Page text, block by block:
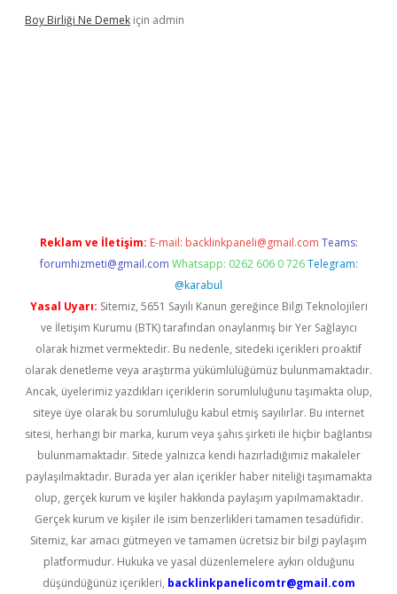
Boy Birliği Ne Demek için admin
Reklam ve İletişim: E-mail: backlinkpaneli@gmail.com Teams:
forumhizmeti@gmail.com Whatsapp: 0262 606 0 726 Telegram:
@karabul
Yasal Uyarı: Sitemiz, 5651 Sayılı Kanun gereğince Bilgi Teknolojileri
ve İletişim Kurumu (BTK) tarafından onaylanmış bir Yer Sağlayıcı
olarak hizmet vermektedir. Bu nedenle, sitedeki içerikleri proaktif
olarak denetleme veya araştırma yükümlülüğümüz bulunmamaktadır.
Ancak, üyelerimiz yazdıkları içeriklerin sorumluluğunu taşımakta olup,
siteye üye olarak bu sorumluluğu kabul etmiş sayılırlar. Bu internet
sitesi, herhangi bir marka, kurum veya şahıs şirketi ile hiçbir bağlantısı
bulunmamaktadır. Sitede yalnızca kendi hazırladığımız makaleler
paylaşılmaktadır. Burada yer alan içerikler haber niteliği taşımamakta
olup, gerçek kurum ve kişiler hakkında paylaşım yapılmamaktadır.
Gerçek kurum ve kişiler ile isim benzerlikleri tamamen tesadüfidir.
Sitemiz, kar amacı gütmeyen ve tamamen ücretsiz bir bilgi paylaşım
platformudur. Hukuka ve yasal düzenlemelere aykırı olduğunu
düşündüğünüz içerikleri, backlinkpanelicomtr@gmail.com